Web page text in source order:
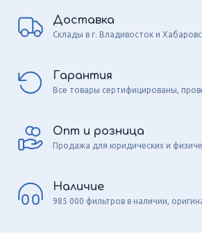
Доставка
Склады в г. Владивосток и
Гарантия
Все товары сертифицированы,
Опт и розница
Продажа для юридических и
Наличие
985 000 фильтров в наличии,